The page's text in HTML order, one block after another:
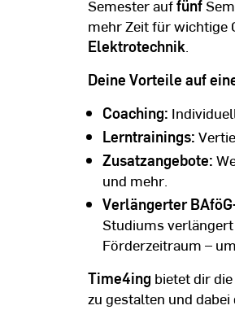
Semester auffünf
mehr Zeit für wichtige
Elektrotechnik
Deine Vorteile auf
Coaching:
Lerntrainings:
Zusatzangebote:
und mehr.
Verlängerter
Studiums
Förderzeitraum –
Time4ing bietet dir
zu gestalten und